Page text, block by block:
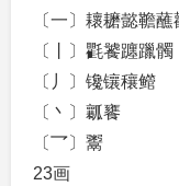
〔一〕耲耱懿韂
〔丨〕氍饕躔躐髑
〔丿〕镵镶穰鳤
〔丶〕瓤饔
〔乛〕鬻
23画